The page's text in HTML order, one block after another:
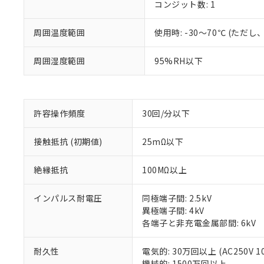
コンジット数: 1
周囲温度範囲 使用時: -30～70℃ (ただし、
周囲湿度範囲 95%RH以下
許容操作頻度 30回/分以下
接触抵抗 (初期値) 25mΩ以下
絶縁抵抗 100MΩ以上
インパルス耐電圧
同極端子間: 2.5kV
異極端子間: 4kV
各端子と非充電金属部間: 6kV
耐久性
電気的: 30万回以上 (AC250V
ご利用条件
本サービス
くものです。
在庫状況お
正式な納期
※1 対応状況
対応予定：EU
があります。
*EU RoHS指令（10物質
六価クロム(Cr(Ⅵ))
フタル酸ビス(2-エチル
ル（DBP） 1000ppm
但し、RoHS指令で産業
フタル酸エステル類の
*中国RoHS10物質の基
Pb(鉛) :1000ppm、 Hg(
DEHP(フタル酸ビス(2-
当社は、こ
う）を輸出
当社は規制
当社は貴社
置等に一切
記
号